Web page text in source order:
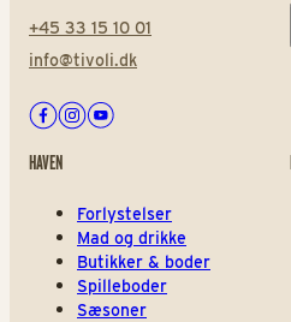
+45 33 15 10 01
info@tivoli.dk
Facebook
Instagram
Youtube
HAVEN
Forlystelser
Mad og drikke
Butikker & boder
Spilleboder
Sæsoner